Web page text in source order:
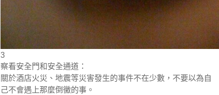
3
察看安全門和安全通道：
關於酒店火災、地震等災害發生的事件不在少數，不要以為自
己不會遇上那麼倒黴的事。